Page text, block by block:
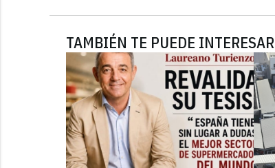
TAMBIÉN TE PUEDE INTERESAR